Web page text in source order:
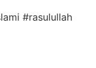
#rasulullah